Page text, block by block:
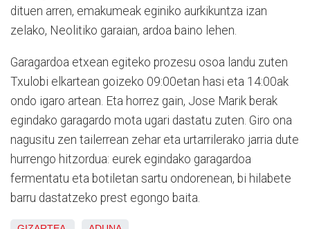
dituen arren, emakumeak eginiko aurkikuntza izan
zelako, Neolitiko garaian, ardoa baino lehen.
Garagardoa etxean egiteko prozesu osoa landu zuten
Txulobi elkartean goizeko 09:00etan hasi eta 14:00ak
ondo igaro artean. Eta horrez gain, Jose Marik berak
egindako garagardo mota ugari dastatu zuten. Giro ona
nagusitu zen tailerrean zehar eta urtarrilerako jarria dute
hurrengo hitzordua: eurek egindako garagardoa
fermentatu eta botiletan sartu ondorenean, bi hilabete
barru dastatzeko prest egongo baita.